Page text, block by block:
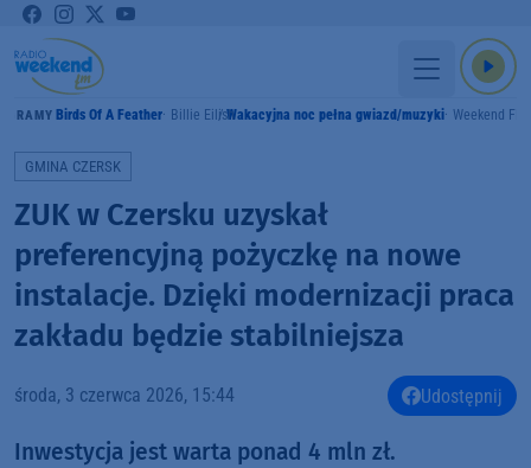
GRAMY Birds Of A Feather Billie EilishWakacyjna noc pełna gwiazd/muzyki Weekend FM
GMINA CZERSK
ZUK w Czersku uzyskał
preferencyjną pożyczkę na nowe
instalacje. Dzięki modernizacji praca
zakładu będzie stabilniejsza
środa, 3 czerwca 2026, 15:44 Udostępnij
Inwestycja jest warta ponad 4 mln zł.